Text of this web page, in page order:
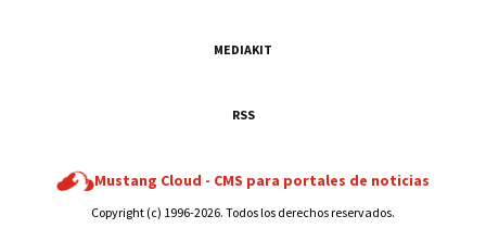
MEDIAKIT
RSS
Mustang Cloud - CMS para portales de noticias
Copyright (c) 1996-2026. Todos los derechos reservados.